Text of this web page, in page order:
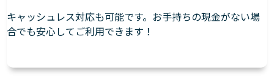
キャッシュレス対応も可能です。お手持ちの現金がない場
合でも安心してご利用できます！